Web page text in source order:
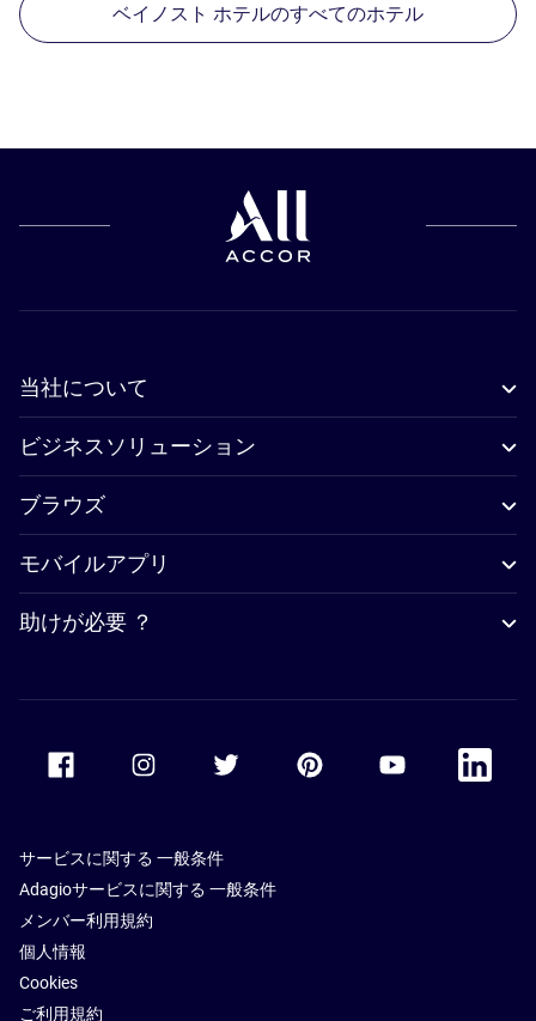
ベイノスト ホテルのすべてのホテル
当社について
ビジネスソリューション
ブラウズ
モバイルアプリ
助けが必要 ？
Accor Facebook Accor TwitterAccor PinterestAccor Youtube
Accor
サービスに関する 一般条件
Adagioサービスに関する 一般条件
メンバー利用規約
個人情報
Cookies
ご利用規約